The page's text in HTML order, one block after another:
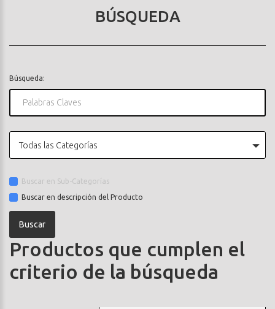
BÚSQUEDA
Búsqueda:
Todas las Categorías
Buscar en Sub-Categorías
Buscar en descripción del Producto
Productos que cumplen el
criterio de la búsqueda